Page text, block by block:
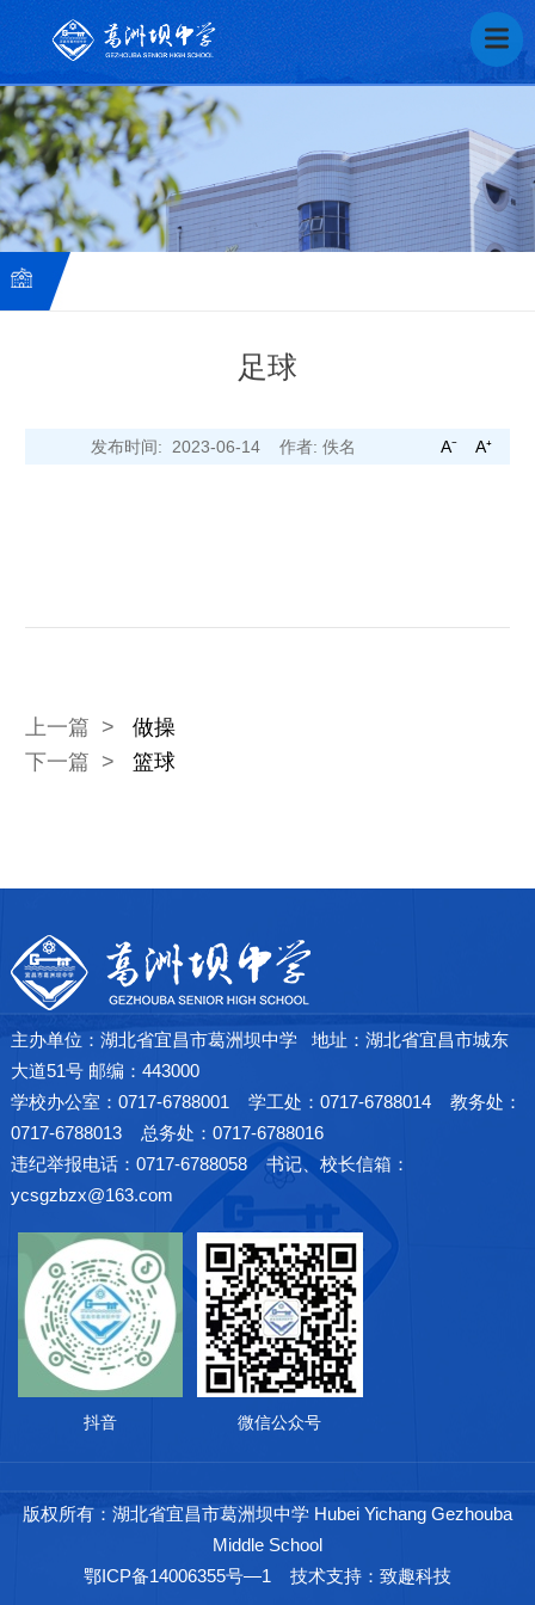
足球
发布时间: 2023-06-14 作者: 佚名 A⁺
A⁻
上一篇 >
做操
下一篇 >
篮球
主办单位：湖北省宜昌市葛洲坝中学 地址：湖北省宜昌市城东
大道51号 邮编：443000
学校办公室：0717-6788001 学工处：0717-6788014 教务处：
0717-6788013 总务处：0717-6788016
违纪举报电话：0717-6788058 书记、校长信箱：
ycsgzbzx@163.com
抖音 微信公众号
版权所有：湖北省宜昌市葛洲坝中学 Hubei Yichang Gezhouba
Middle School
鄂ICP备14006355号—1
技术支持：致趣科技